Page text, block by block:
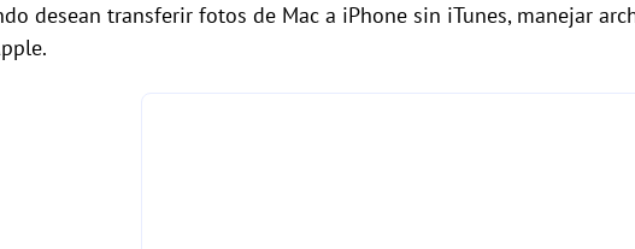
desean transferir fotos de Mac a iPhone sin iTunes, manejar